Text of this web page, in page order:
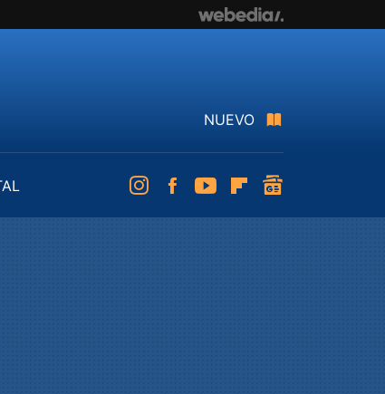
NUEVO
InstagramFacebookYoutubeFlipboard